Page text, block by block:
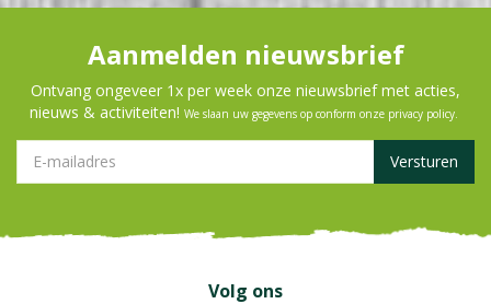
Aanmelden nieuwsbrief
Ontvang ongeveer 1x per week onze nieuwsbrief met acties,
nieuws & activiteiten! We slaan uw gegevens op conform onze privacy policy.
Volg ons